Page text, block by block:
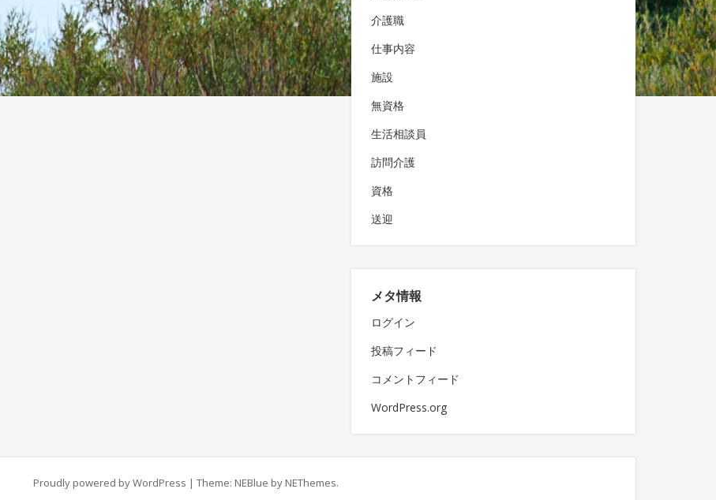
介護職
仕事内容
施設
無資格
生活相談員
訪問介護
資格
送迎
メタ情報
ログイン
投稿フィード
コメントフィード
WordPress.org
Proudly powered by WordPress | Theme: NEBlue by NEThemes.